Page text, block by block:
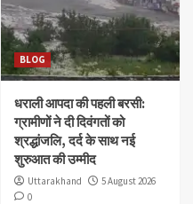
BLOG
धराली आपदा की पहली बरसी:
ग्रामीणों ने दी दिवंगतों को
श्रद्धांजलि, दर्द के साथ नई
शुरुआत की उम्मीद
Uttarakhand
5 August 2026
0